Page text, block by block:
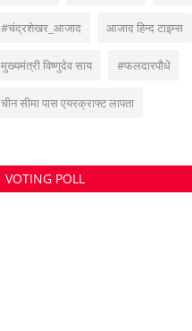
#चंद्रशेखर_आजाद आजाद हिन्द टाइम्स
मुख्यमंत्री विष्णुदेव साय #फलदारपौधे
चीन सीमा पास एयरक्राफ्ट लापता
VOTING POLL